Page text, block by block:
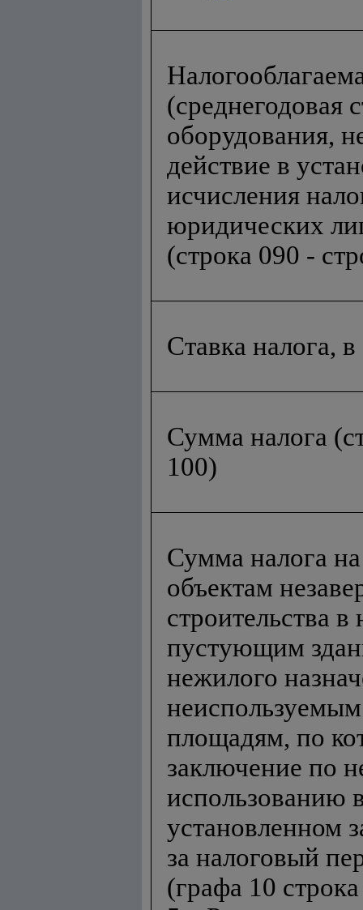
(среднегодовая
оборудования,
действие в
исчисления
юридических
(строка 090 -
Ставка налога, в
Сумма налога
100)
Сумма налога
объектам
строительства
пустующим
нежилого
площадям, по
заключение по
использованию
установленном
за налоговый
(графа 10